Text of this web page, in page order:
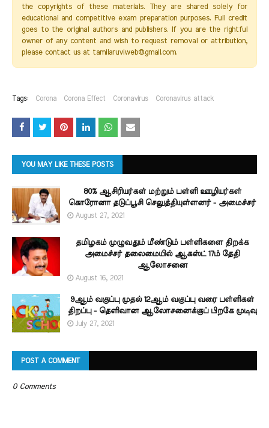
the copyrights of these materials. They are shared solely for
educational and competitive exam preparation purposes. Full credit
goes to the original authors and publishers. If you are the rightful
owner of any content and wish to request removal or attribution,
please contact us at tamilaruviweb@gmail.com.
Tags: Corona Corona Effect Coronavirus Coronavirus attack
YOU MAY LIKE THESE POSTS
80% ஆசிரியர்கள் மற்றும் பள்ளி ஊழியர்கள்
கொரோனா தடுப்பூசி செலுத்தியுள்ளனர் - அமைச்சர்
August 27, 2021
தமிழகம் முழுவதும் மீண்டும் பள்ளிகளை திறக்க
அமைச்சர் தலைமையில் ஆகஸ்ட் 17ம் தேதி
ஆலோசனை
August 16, 2021
9ஆம் வகுப்பு முதல் 12ஆம் வகுப்பு வரை பள்ளிகள்
திறப்பு - தெளிவான ஆலோசனைக்குப் பிறகே முடிவு
July 27, 2021
POST A COMMENT
0 Comments